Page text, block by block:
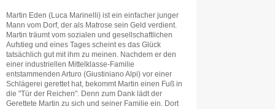
Martin Eden (Luca Marinelli) ist ein einfacher junger
Mann vom Dorf, der als Matrose sein Geld verdient.
Martin träumt vom sozialen und gesellschaftlichen
Aufstieg und eines Tages scheint es das Glück
tatsächlich gut mit ihm zu meinen. Nachdem er den
einer industriellen Mittelklasse-Familie
entstammenden Arturo (Giustiniano Alpi) vor einer
Schlägerei gerettet hat, bekommt Martin einen Fuß in
die "Tür der Reichen". Denn zum Dank lädt der
Gerettete Martin zu sich und seiner Familie ein. Dort